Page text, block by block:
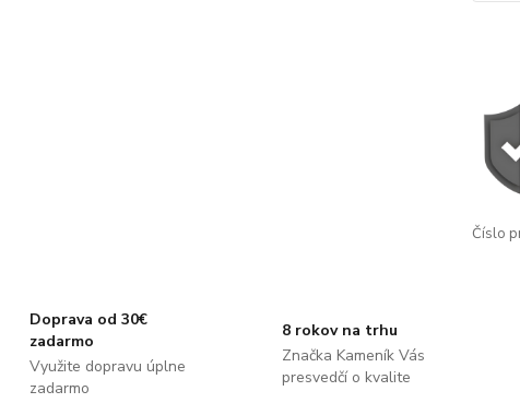
Číslo
Doprava od 30€
zadarmo
Využite dopravu úplne
zadarmo
8 rokov na trhu
Značka Kameník Vás
presvedčí o kvalite